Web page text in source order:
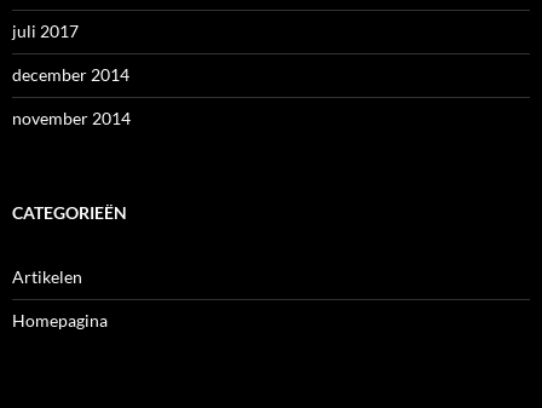
juli 2017
december 2014
november 2014
CATEGORIEËN
Artikelen
Homepagina